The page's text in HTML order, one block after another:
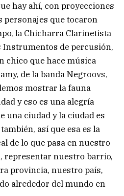
hay ahí, con proyecciones
personajes que tocaron
la Chicharra Clarinetista
Instrumentos de percusión,
chico que hace música
de la banda Negroovs,
mostrar la fauna
y eso es una alegría
una ciudad y la ciudad es
así que esa es la
de lo que pasa en nuestro
representar nuestro barrio,
provincia, nuestro país,
alrededor del mundo en